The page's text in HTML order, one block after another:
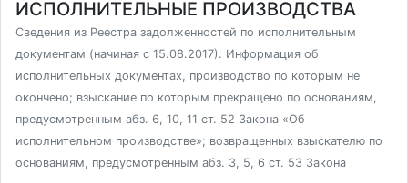
ИСПОЛНИТЕЛЬНЫЕ ПРОИЗВОДСТВА
Сведения из Реестра задолженностей по исполнительным
документам (начиная с 15.08.2017). Информация об
исполнительных документах, производство по которым не
окончено; взыскание по которым прекращено по основаниям,
предусмотренным абз. 6, 10, 11 ст. 52 Закона «Об
исполнительном производстве»; возвращенных взыскателю по
основаниям, предусмотренным абз. 3, 5, 6 ст. 53 Закона